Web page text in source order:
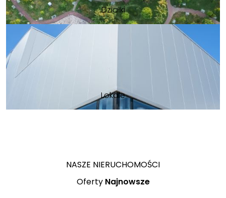
Działki
Lokale
NASZE NIERUCHOMOŚCI
Oferty Najnowsze